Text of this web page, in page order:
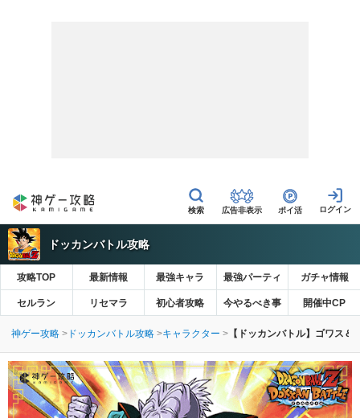
広告非表示 ポイ活
ドッカンバトル攻略
攻略TOP 最新情報 最強キャラ 最強パーティ ガチャ情報
セルラン リセマラ 初心者攻略 今やるべき事 開催中CP
神ゲー攻略 ドッカンバトル攻略 キャラクター 【ドッカンバトル】ゴワス